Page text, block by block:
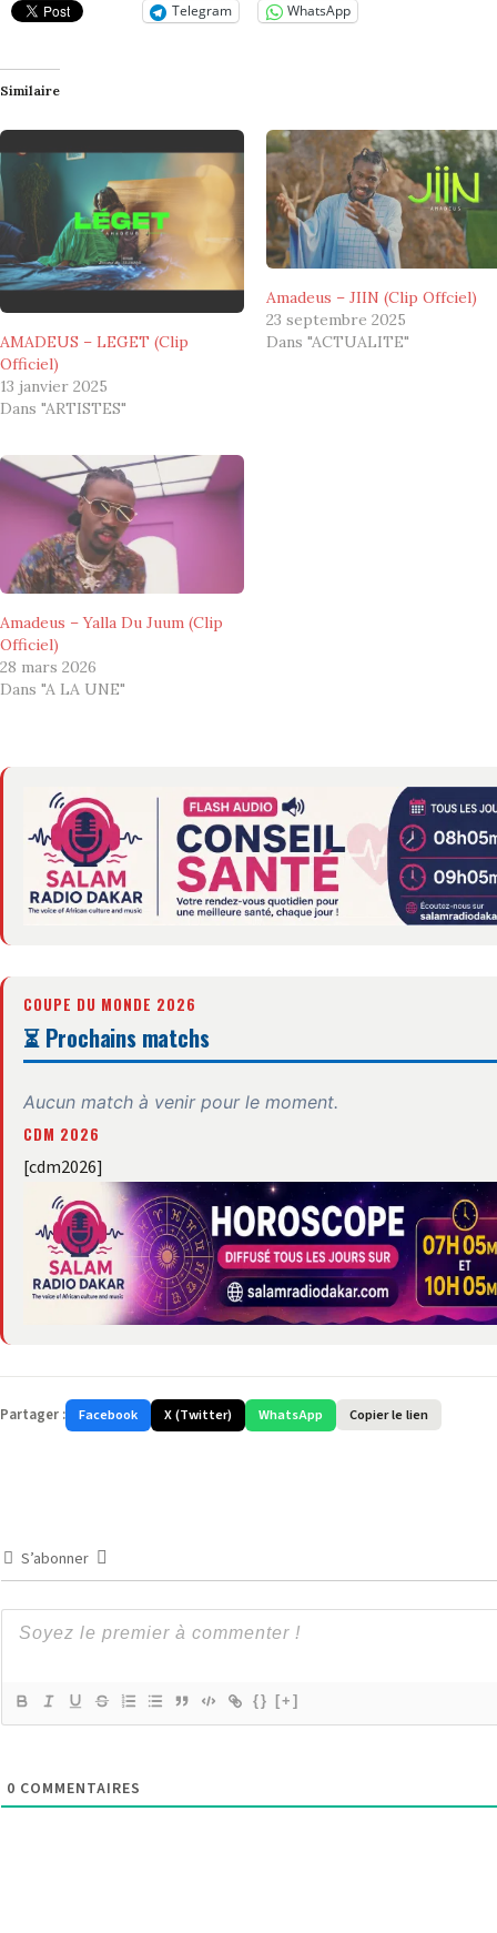
Telegram
WhatsApp
Similaire
AMADEUS – LEGET (Clip
Officiel)
13 janvier 2025
Dans "ARTISTES"
Amadeus – JIIN (Clip Offciel)
23 septembre 2025
Dans "ACTUALITE"
Amadeus – Yalla Du Juum (Clip
Officiel)
28 mars 2026
Dans "A LA UNE"
COUPE DU MONDE 2026
⏳ Prochains matchs
Aucun match à venir pour le moment.
CDM 2026
[cdm2026]
Partager : Facebook X (Twitter) WhatsApp Copier le lien
S’abonner
{} [+]
0 COMMENTAIRES